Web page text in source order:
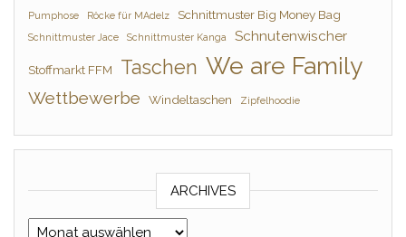
Pumphose
Röcke für MAdelz Schnittmuster Big Money Bag
Schnittmuster Jace Schnittmuster Kanga Schnutenwischer
Stoffmarkt FFM Taschen We are Family
Wettbewerbe Windeltaschen Zipfelhoodie
ARCHIVES
Archives